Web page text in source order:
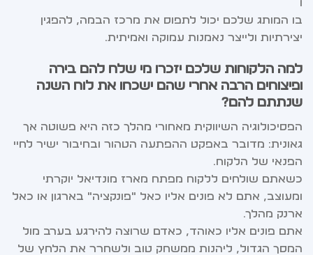
ו
בו המותג שלכם יכול לתפוס את מרכז הבמה, להפגין
יצירתיות ולייצר נאמנות עמוקה ואמיתית.
למה הלקוחות שלכם יזכרו מי שלח להם בירה
ופיצוחים הרבה אחרי שהם ישכחו את לוח השנה
שנתתם להם?
הפסיכולוגיה השיווקית מאחורי מהלך כזה היא פשוטה אך
גאונית: מדובר באפקט ההפתעה הטהור ובחיבור ישיר לחיי
הפנאי של הלקוח.
כשאתם שולחים ללקוח מפתח מארז מונדיאל יוקרתי
ומעוצב, אתם לא פונים אליו כאל "פונקציה" בארגון או כאל
ארנק מהלך.
אתם פונים אליו כאוהד, כאדם שרוצה להירגע בערב מול
המסך הגדול, ליהנות ממשחק טוב ולשחרר את הלחץ של